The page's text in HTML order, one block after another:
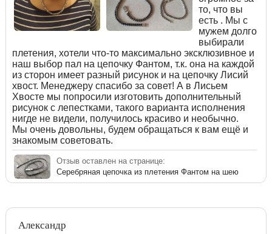
то, что вы
есть . Мы с
мужем долго
выбирали
плетения, хотели что-то максимально эксклюзивное и
наш выбор пал на цепочку Фантом, т.к. она на каждой
из сторон имеет разный рисунок и на цепочку Лисий
хвост. Менеджеру спасибо за совет! А в Лисьем
Хвосте мы попросили изготовить дополнительный
рисунок с лепестками, такого варианта исполнения
нигде не видели, получилось красиво и необычно.
Мы очень довольны, будем обращаться к вам ещё и
знакомым советовать.
Отзыв оставлен на странице:
Серебряная цепочка из плетения Фантом на шею
Александр